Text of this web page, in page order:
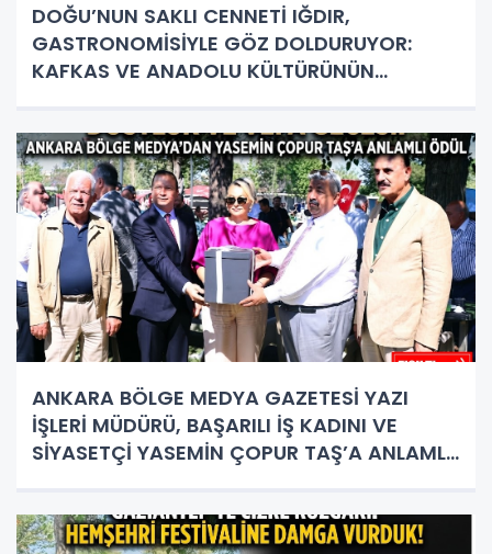
DOĞU’NUN SAKLI CENNETİ IĞDIR,
GASTRONOMİSİYLE GÖZ DOLDURUYOR:
KAFKAS VE ANADOLU KÜLTÜRÜNÜN
ANKARA BÖLGE MEDYA GAZETESİ YAZI
İŞLERİ MÜDÜRÜ, BAŞARILI İŞ KADINI VE
SİYASETÇİ YASEMİN ÇOPUR TAŞ’A ANLAMLI